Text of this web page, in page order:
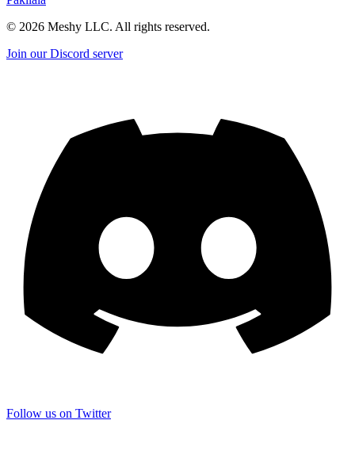
© 2026 Meshy LLC. All rights reserved.
Join our Discord server
Follow us on Twitter